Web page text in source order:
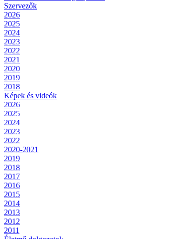
Szervezők
2026
2025
2024
2023
2022
2021
2020
2019
2018
Képek és videók
2026
2025
2024
2023
2022
2020-2021
2019
2018
2017
2016
2015
2014
2013
2012
2011